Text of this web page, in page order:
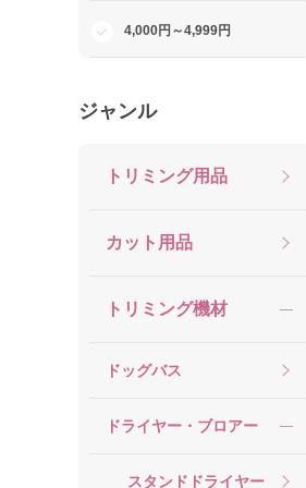
4,000円～4,999円
ジャンル
トリミング用品
カット用品
トリミング機材
ドッグバス
ドライヤー・ブロアー
スタンドドライヤー